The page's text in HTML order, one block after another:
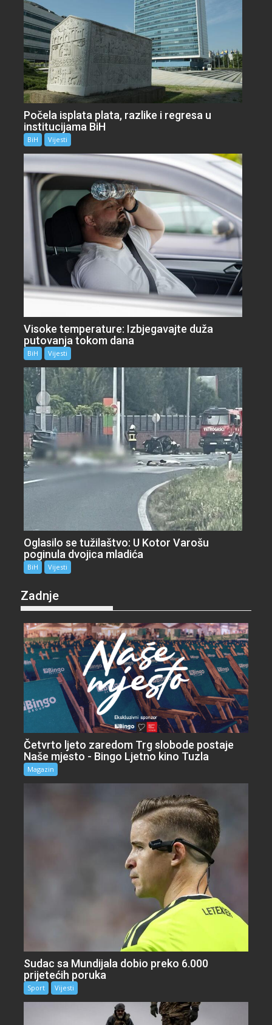
Počela isplata plata, razlike i regresa u
institucijama BiH
BiH Vijesti
Visoke temperature: Izbjegavajte duža
putovanja tokom dana
BiH Vijesti
Oglasilo se tužilaštvo: U Kotor Varošu
poginula dvojica mladića
BiH Vijesti
Zadnje
Četvrto ljeto zaredom Trg slobode postaje
Naše mjesto - Bingo Ljetno kino Tuzla
Magazin
Sudac sa Mundijala dobio preko 6.000
prijetećih poruka
Sport Vijesti